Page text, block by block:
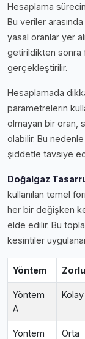
Hesaplama
Bu veriler
yasal oranlar yer
getirildikten sonra
gerçekleştirilir.
Hesaplamada
parametrelerin
olmayan bir oran,
olabilir. Bu
şiddetle tavsiye
Doğalgaz
kullanılan temel
her bir değişken
elde edilir. Bu
kesintiler
Yöntem
Yöntem
A
Kolay
Yöntem
Orta